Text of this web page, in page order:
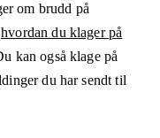
om brudd på
hvordan du klager på
kan også klage på
du har sendt til